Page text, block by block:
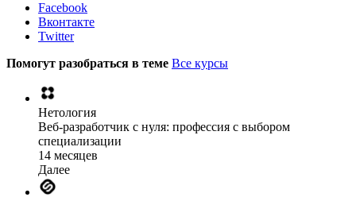
Facebook
Вконтакте
Twitter
Помогут разобраться в теме Все курсы
Нетология
Веб-разработчик с нуля: профессия с выбором
специализации
14 месяцев
Далее